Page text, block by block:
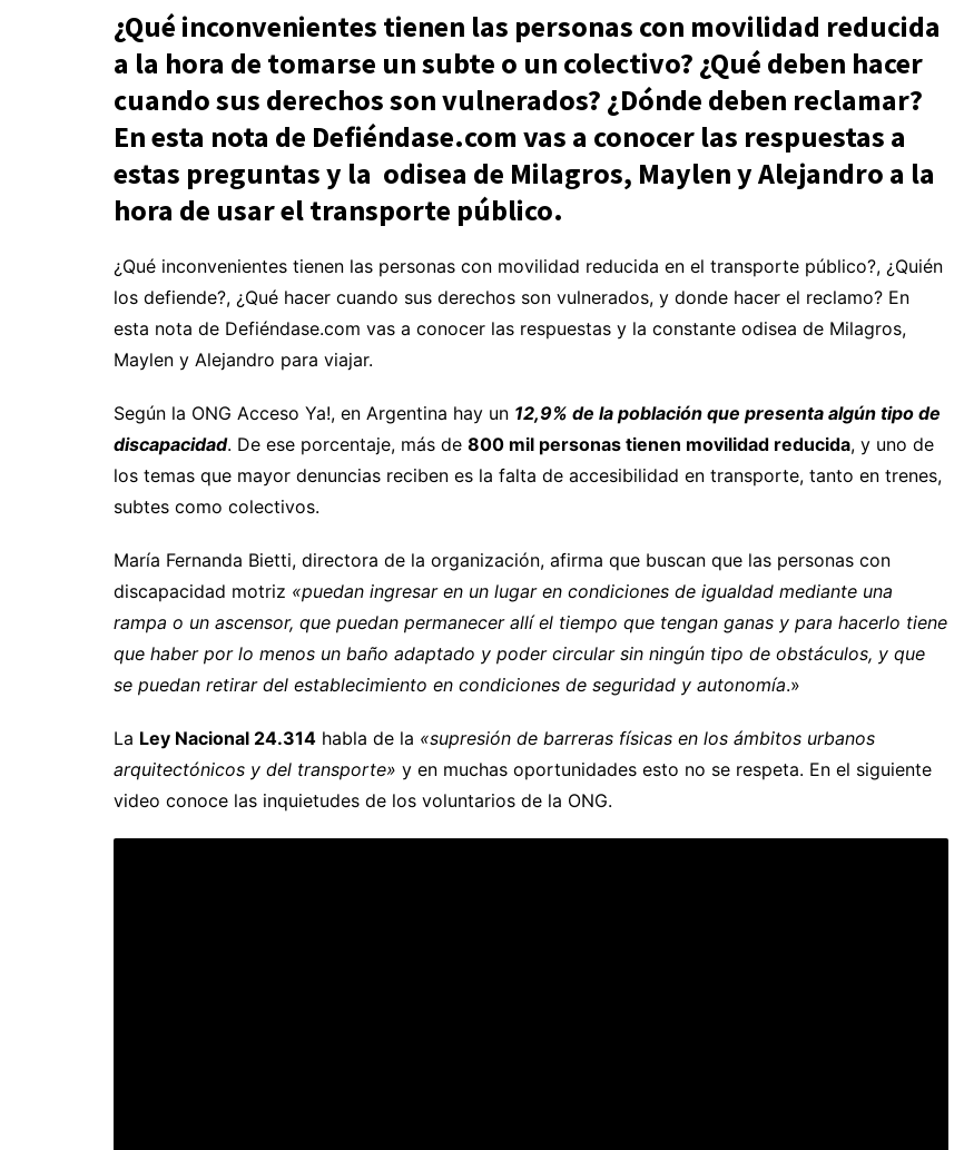
¿Qué inconvenientes tienen las personas con movilidad reducida
a la hora de tomarse un subte o un colectivo? ¿Qué deben hacer
cuando sus derechos son vulnerados? ¿Dónde deben reclamar?
En esta nota de Defiéndase.com vas a conocer las respuestas a
estas preguntas y la odisea de Milagros, Maylen y Alejandro a la
hora de usar el transporte público.
¿Qué inconvenientes tienen las personas con movilidad reducida en el transporte público?, ¿Quién
los defiende?, ¿Qué hacer cuando sus derechos son vulnerados, y donde hacer el reclamo? En
esta nota de Defiéndase.com vas a conocer las respuestas y la constante odisea de Milagros,
Maylen y Alejandro para viajar.
Según la ONG Acceso Ya!, en Argentina hay un 12,9% de la población que presenta algún tipo de
discapacidad. De ese porcentaje, más de 800 mil personas tienen movilidad reducida, y uno de
los temas que mayor denuncias reciben es la falta de accesibilidad en transporte, tanto en trenes,
subtes como colectivos.
María Fernanda Bietti, directora de la organización, afirma que buscan que las personas con
discapacidad motriz «puedan ingresar en un lugar en condiciones de igualdad mediante una
rampa o un ascensor, que puedan permanecer allí el tiempo que tengan ganas y para hacerlo tiene
que haber por lo menos un baño adaptado y poder circular sin ningún tipo de obstáculos, y que
se puedan retirar del establecimiento en condiciones de seguridad y autonomía.»
La Ley Nacional 24.314 habla de la «supresión de barreras físicas en los ámbitos urbanos
arquitectónicos y del transporte» y en muchas oportunidades esto no se respeta. En el siguiente
video conoce las inquietudes de los voluntarios de la ONG.